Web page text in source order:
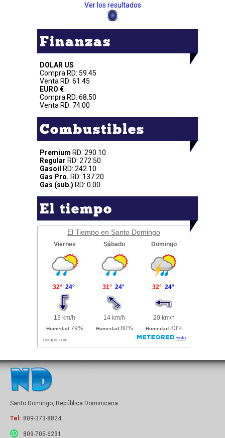
Ver los resultados
Finanzas
DOLAR US
Compra RD: 59.45
Venta RD: 61.45
EURO €
Compra RD: 68.50
Venta RD: 74.00
Combustibles
Premium RD: 290.10
Regular RD: 272.50
Gasoil
RD: 242.10
Gas Pro. RD: 137.20
Gas (sub.) RD: 0.00
El tiempo
El Tiempo en Santo Domingo
Santo Domingo, República Dominicana
Tel: 809-373-8824
809-705-6231